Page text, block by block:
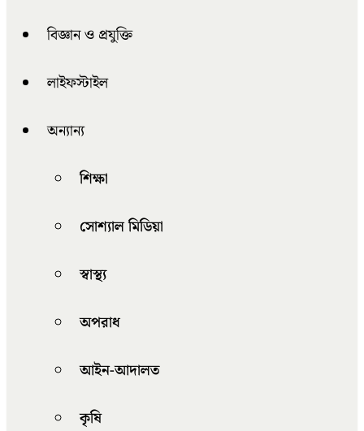
বিজ্ঞান ও প্রযুক্তি
লাইফস্টাইল
অন্যান্য
শিক্ষা
সোশ্যাল মিডিয়া
স্বাস্থ্য
অপরাধ
আইন-আদালত
কৃষি